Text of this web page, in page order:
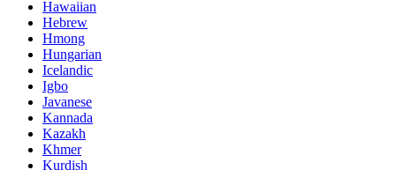
Hawaiian
Hebrew
Hmong
Hungarian
Icelandic
Igbo
Javanese
Kannada
Kazakh
Khmer
Kurdish